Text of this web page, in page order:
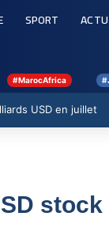
SPORT
#MarocAfrica
USD en juillet